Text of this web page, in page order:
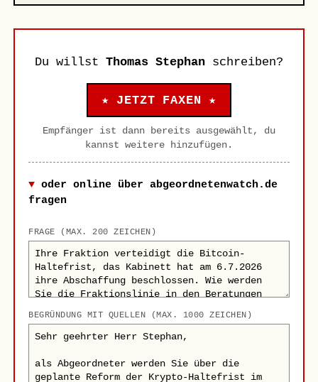
Du willst Thomas Stephan schreiben?
★ JETZT FAXEN ★
Empfänger ist dann bereits ausgewählt, du
kannst weitere hinzufügen.
oder online über abgeordnetenwatch.de
fragen
FRAGE (MAX. 200 ZEICHEN)
BEGRÜNDUNG MIT QUELLEN (MAX. 1000 ZEICHEN)